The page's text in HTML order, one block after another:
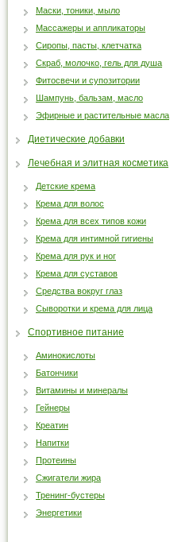
Маски, тоники, мыло
Массажеры и аппликаторы
Сиропы, пасты, клетчатка
Скраб, молочко, гель для душа
Фитосвечи и супозитории
Шампунь, бальзам, масло
Эфирные и растительные масла
Диетические добавки
Лечебная и элитная косметика
Детские крема
Крема для волос
Крема для всех типов кожи
Крема для интимной гигиены
Крема для рук и ног
Крема для суставов
Средства вокруг глаз
Сыворотки и крема для лица
Спортивное питание
Аминокислоты
Батончики
Витамины и минералы
Гейнеры
Креатин
Напитки
Протеины
Сжигатели жира
Тренинг-бустеры
Энергетики